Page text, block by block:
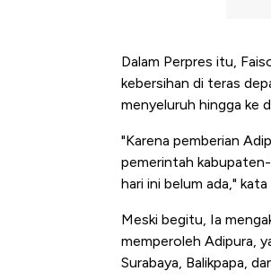
Dalam Perpres itu,
kebersihan di teras
menyeluruh hingga ke
"Karena pemberian
pemerintah
hari ini belum ada,"
Meski begitu, Ia
memperoleh Adipura,
Surabaya, Balikpapa,